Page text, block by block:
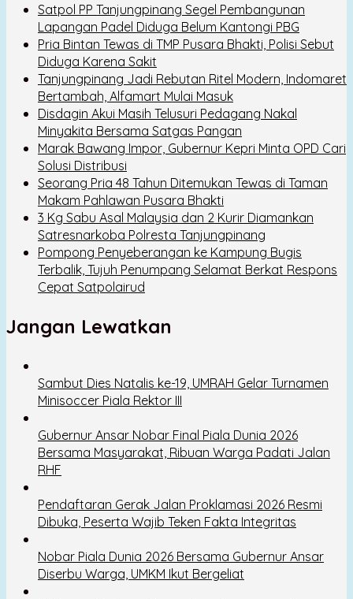
Satpol PP Tanjungpinang Segel Pembangunan
Lapangan Padel Diduga Belum Kantongi PBG
Pria Bintan Tewas di TMP Pusara Bhakti, Polisi Sebut
Diduga Karena Sakit
Tanjungpinang Jadi Rebutan Ritel Modern, Indomaret
Bertambah, Alfamart Mulai Masuk
Disdagin Akui Masih Telusuri Pedagang Nakal
Minyakita Bersama Satgas Pangan
Marak Bawang Impor, Gubernur Kepri Minta OPD Cari
Solusi Distribusi
Seorang Pria 48 Tahun Ditemukan Tewas di Taman
Makam Pahlawan Pusara Bhakti
3 Kg Sabu Asal Malaysia dan 2 Kurir Diamankan
Satresnarkoba Polresta Tanjungpinang
Pompong Penyeberangan ke Kampung Bugis
Terbalik, Tujuh Penumpang Selamat Berkat Respons
Cepat Satpolairud
Jangan Lewatkan
Sambut Dies Natalis ke-19, UMRAH Gelar Turnamen
Minisoccer Piala Rektor III
Gubernur Ansar Nobar Final Piala Dunia 2026
Bersama Masyarakat, Ribuan Warga Padati Jalan
RHF
Pendaftaran Gerak Jalan Proklamasi 2026 Resmi
Dibuka, Peserta Wajib Teken Fakta Integritas
Nobar Piala Dunia 2026 Bersama Gubernur Ansar
Diserbu Warga, UMKM Ikut Bergeliat